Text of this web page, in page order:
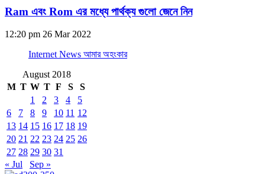
Ram এবং Rom এর মধ্যে পার্থক্য গুলো জেনে নিন
12:20 pm 26 Mar 2022
Internet News আমার অহংকার
August 2018
M T W T F S
S
1
2 3 4
5
6
7 8 9 10 11 12
13 14 15 16 17 18 19
20 21 22 23 24 25 26
27 28 29 30 31
« Jul
Sep »